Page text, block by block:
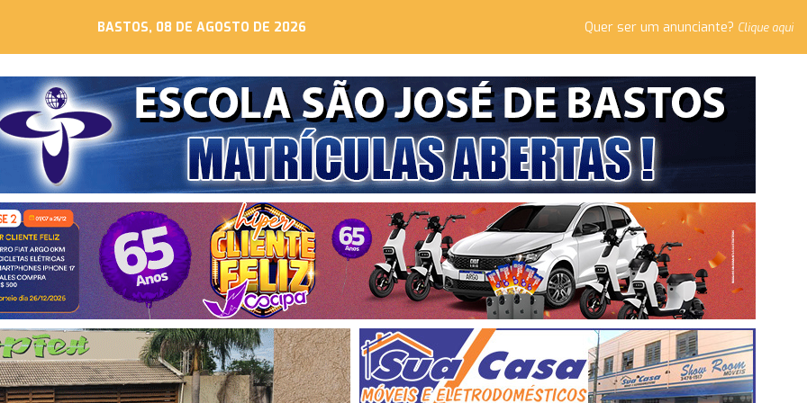
BASTOS, 08 DE AGOSTO DE 2026 Quer ser um anunciante? Clique aqui